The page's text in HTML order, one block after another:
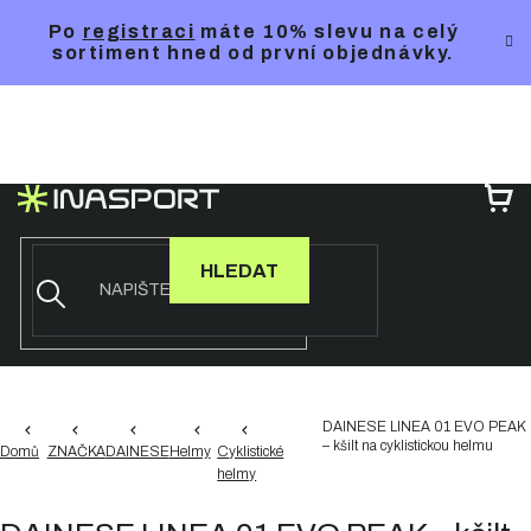
Po registraci máte 10% slevu na celý
sortiment hned od první objednávky.
HLEDAT
Domů ZNAČKADAINESEHelmy Cyklistické
helmy
DAINESE LINEA 01 EVO PEAK
– kšilt na cyklistickou helmu